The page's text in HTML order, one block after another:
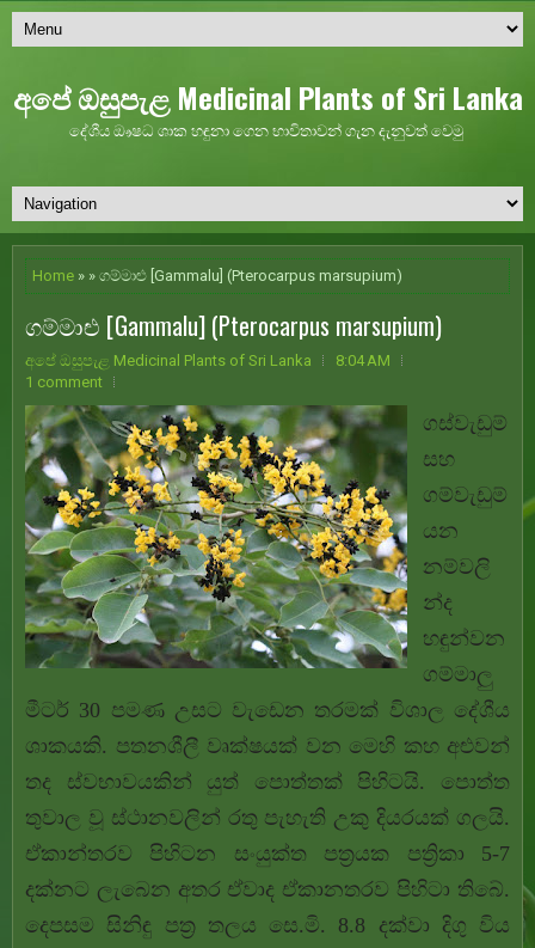
අපේ ඔසුපැළ Medicinal Plants of Sri Lanka
දේශීය ඖෂධ ශාක හඳුනා ගෙන භාවිතාවන් ගැන දැනුවත් වෙමු
Home » » ගම්මාළු [Gammalu] (Pterocarpus marsupium)
ගම්මාළු [Gammalu] (Pterocarpus marsupium)
අපේ ඔසුපැළ Medicinal Plants of Sri Lanka
8:04 AM
1 comment
ගස්වැඩුම්
සහ
ගම්වැඩුම්
යන
නම්වලි
න්ද
හඳුන්වන
ගම්මාලු
මීටර් 30 පමණ උසට වැඩෙන තරමක් විශාල දේශීය
ශාකයකි. පතනශීලී වෘක්ෂයක් වන මෙහි කහ අළුවන්
තද ස්වභාවයකින් යුත් පොත්තක් පිහිටයි. පොත්ත
තුවාල වූ ස්ථානවලින් රතු පැහැති උකු දියරයක් ගලයි.
ඒකාන්තරව පිහිටන සංයුක්ත පත්‍රයක පත්‍රිකා 5-7
දක්නට ලැබෙන අතර ඒවාද ඒකානතරව පිහිටා තිබේ.
දෙපසම සිනිඳු පත්‍ර තලය සෙ.මි. 8.8 දක්වා දිගු විය